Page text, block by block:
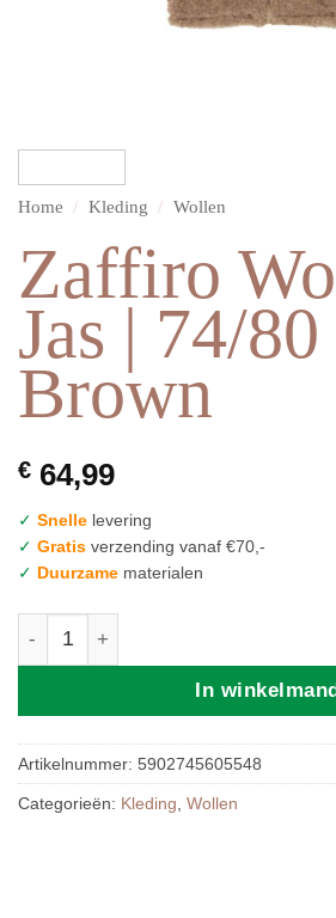
Home / Kleding / Wollen
Zaffiro
Jas | 74/80
Brown
€ 64,99
✓ Snelle levering
✓ Gratis verzending vanaf €70,-
✓ Duurzame materialen
Zaffiro Wollen Jas | 74/80 Brown
In winkelmand
Artikelnummer: 5902745605548
Categorieën: Kleding, Wollen